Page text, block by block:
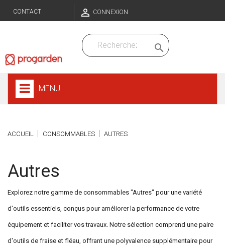
CONTACT  CONNEXION

MENU
ACCUEIL CONSOMMABLES AUTRES
Autres
Explorez notre gamme de consommables "Autres" pour une variété
d'outils essentiels, conçus pour améliorer la performance de votre
équipement et faciliter vos travaux. Notre sélection comprend une paire
d'outils de fraise et fléau, offrant une polyvalence supplémentaire pour